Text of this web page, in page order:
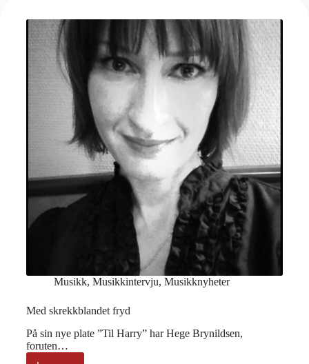
Musikk, Musikkintervju, Musikknyheter
Med skrekkblandet fryd
På sin nye plate ”Til Harry” har Hege Brynildsen,
foruten…